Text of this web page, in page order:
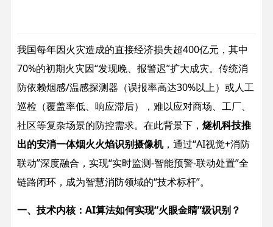
我国每年因火灾造成的直接经济损失超400亿元，其中
70%的初期火灾因“发现晚、报警迟”扩大成灾。传统消
防依赖烟感/温感探测器（误报率高达30%以上）或人工
巡检（覆盖率低、响应滞后），难以应对商场、工厂、
社区等复杂场景的防控需求。在此背景下， 燧机科技推
出的安消一体烟火火焰识别摄像机，通过“AI视觉+消防
联动”深度融合，实现“实时监测-智能预警-联动处置”全
链路闭环，成为智慧消防领域的“技术标杆”。
一、技术内核：AI算法如何实现“火眼金睛”级识别？